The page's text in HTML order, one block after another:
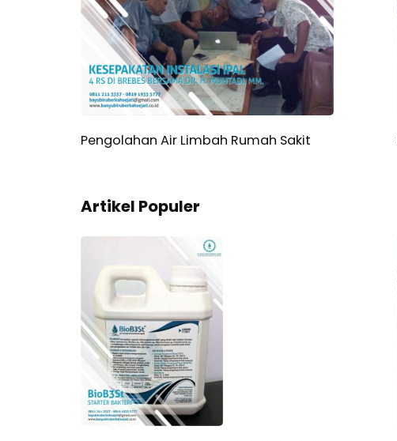
l
Pengolahan Air Limbah Rumah Sakit
Artikel Populer